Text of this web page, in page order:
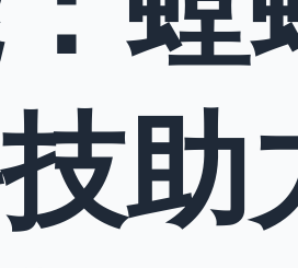
助